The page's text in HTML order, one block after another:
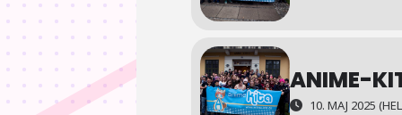
ANIME-
10. MAJ 2025